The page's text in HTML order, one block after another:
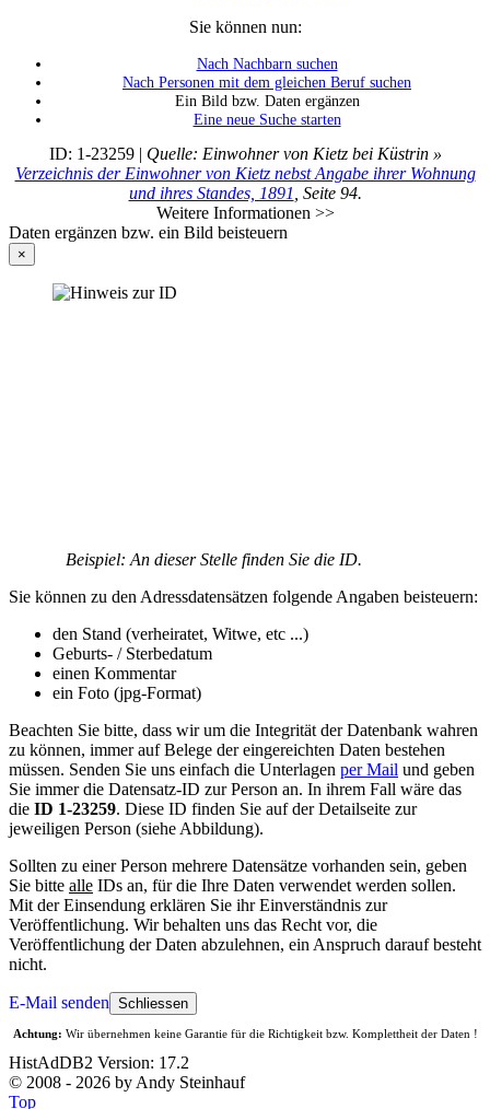
Sie können nun:
Nach Nachbarn suchen
Nach Personen mit dem gleichen Beruf suchen
Ein Bild bzw. Daten ergänzen
Eine neue Suche starten
ID: 1-23259 | Quelle: Einwohner von Kietz bei Küstrin »
Verzeichnis der Einwohner von Kietz nebst Angabe ihrer Wohnung
und ihres Standes, 1891 , Seite 94.
Weitere Informationen >>
Daten ergänzen bzw. ein Bild beisteuern
×
Beispiel: An dieser Stelle finden Sie die ID.
Sie können zu den Adressdatensätzen folgende Angaben beisteuern:
den Stand (verheiratet, Witwe, etc ...)
Geburts- / Sterbedatum
einen Kommentar
ein Foto (jpg-Format)
Beachten Sie bitte, dass wir um die Integrität der Datenbank wahren
zu können, immer auf Belege der eingereichten Daten bestehen
müssen. Senden Sie uns einfach die Unterlagen per Mail und geben
Sie immer die Datensatz-ID zur Person an. In ihrem Fall wäre das
die ID 1-23259. Diese ID finden Sie auf der Detailseite zur
jeweiligen Person (siehe Abbildung).
Sollten zu einer Person mehrere Datensätze vorhanden sein, geben
Sie bitte alle IDs an, für die Ihre Daten verwendet werden sollen.
Mit der Einsendung erklären Sie ihr Einverständnis zur
Veröffentlichung. Wir behalten uns das Recht vor, die
Veröffentlichung der Daten abzulehnen, ein Anspruch darauf besteht
nicht.
E-Mail senden Schliessen
Achtung: Wir übernehmen keine Garantie für die Richtigkeit bzw. Komplettheit der Daten !
HistAdDB2 Version: 17.2
© 2008 - 2026 by Andy Steinhauf
Top